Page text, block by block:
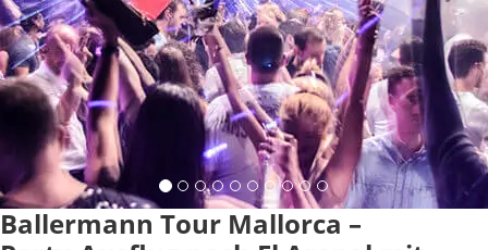
Ballermann Tour Mallorca –